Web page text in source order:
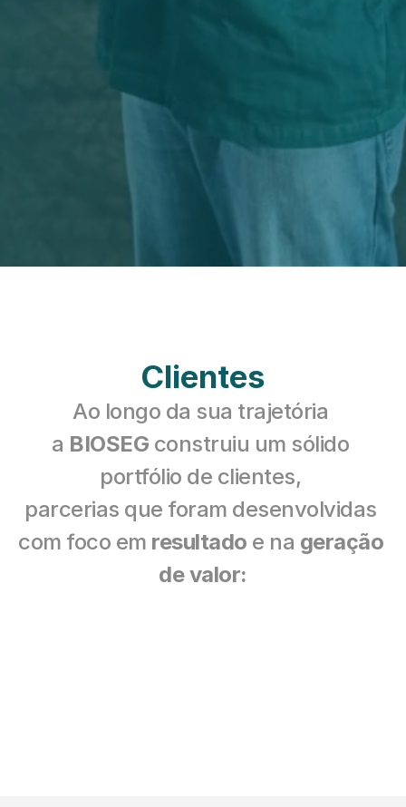
Clientes
Ao longo da sua trajetória
a BIOSEG construiu um sólido
portfólio de clientes,
parcerias que foram desenvolvidas
com foco em resultado e na geração
de valor: